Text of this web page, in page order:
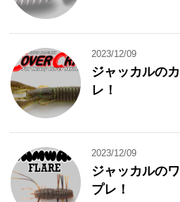
2023/12/09
ジャッカルの
レ！
2023/12/09
ジャッカルの
プレ！